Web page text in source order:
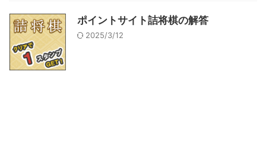
ポイントサイト詰将棋の解答
2025/3/12